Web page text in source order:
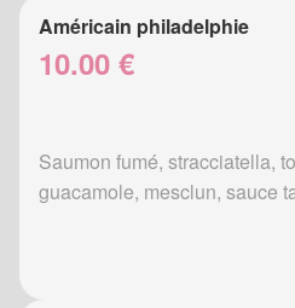
Américain philadelphie
10.00 €
Saumon fumé, stracciatella,
guacamole, mesclun, sauce